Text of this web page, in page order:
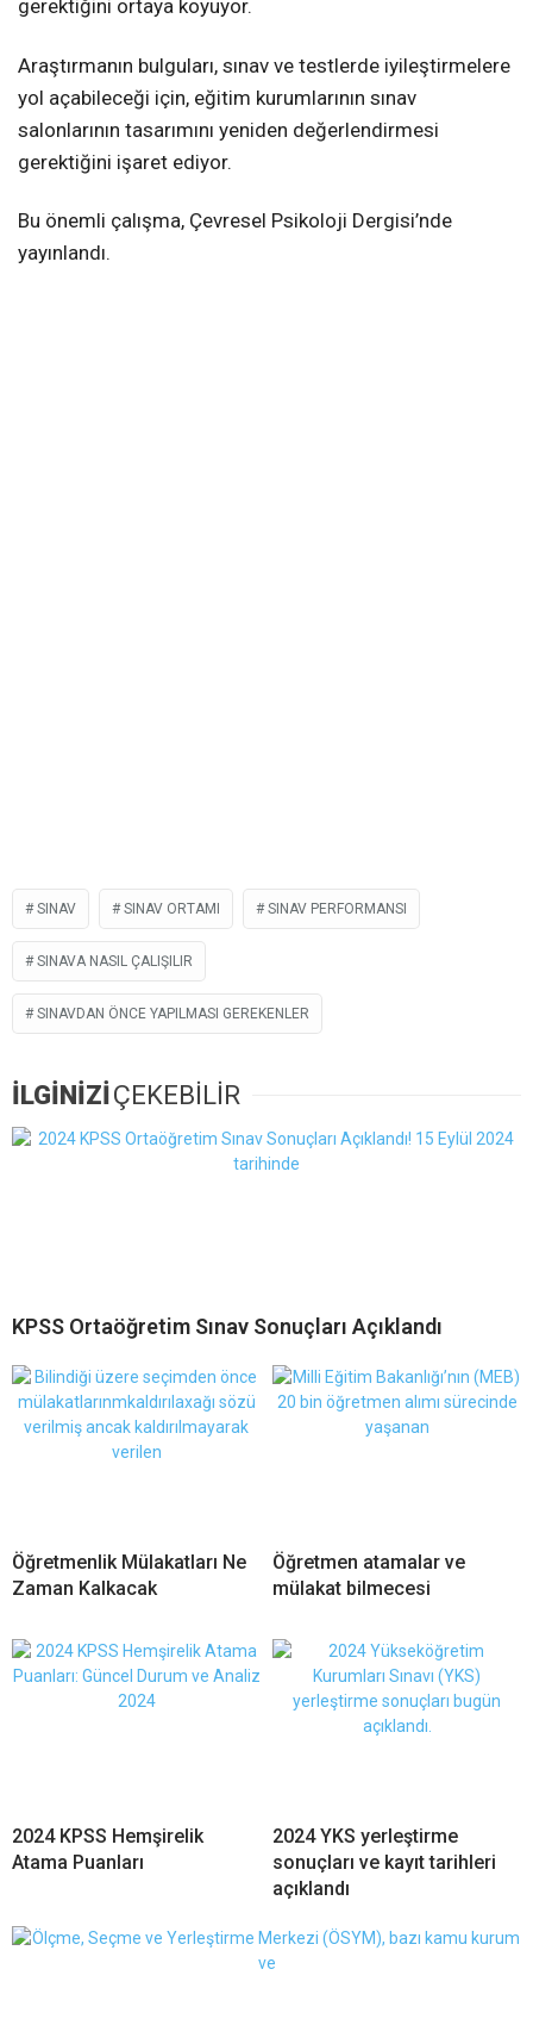
gerektiğini ortaya koyuyor.
Araştırmanın bulguları, sınav ve testlerde iyileştirmelere
yol açabileceği için, eğitim kurumlarının sınav
salonlarının tasarımını yeniden değerlendirmesi
gerektiğini işaret ediyor.
Bu önemli çalışma, Çevresel Psikoloji Dergisi’nde
yayınlandı.
SINAV SINAV ORTAMI SINAV PERFORMANSI
SINAVA NASIL ÇALIŞILIR
SINAVDAN ÖNCE YAPILMASI GEREKENLER
İLGİNİZİÇEKEBİLİR
KPSS Ortaöğretim Sınav Sonuçları Açıklandı
Öğretmenlik Mülakatları Ne
Zaman Kalkacak
Öğretmen atamalar ve
mülakat bilmecesi
2024 KPSS Hemşirelik
Atama Puanları
2024 YKS yerleştirme
sonuçları ve kayıt tarihleri
açıklandı